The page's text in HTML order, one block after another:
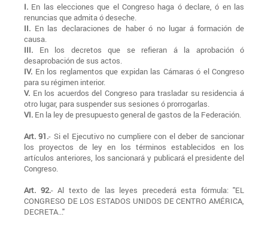
I. En las elecciones que el Congreso haga ó declare, ó en las
renuncias que admita ó deseche.
II. En las declaraciones de haber ó no lugar á formación de
causa.
III. En los decretos que se refieran á la aprobación ó
desaprobación de sus actos.
IV. En los reglamentos que expidan las Cámaras ó el Congreso
para su régimen interior.
V. En los acuerdos del Congreso para trasladar su residencia á
otro lugar, para suspender sus sesiones ó prorrogarlas.
VI. En la ley de presupuesto general de gastos de la Federación.
Art. 91.- Si el Ejecutivo no cumpliere con el deber de sancionar
los proyectos de ley en los términos establecidos en los
artículos anteriores, los sancionará y publicará el presidente del
Congreso.
Art. 92.- Al texto de las leyes precederá esta fórmula: "EL
CONGRESO DE LOS ESTADOS UNIDOS DE CENTRO AMÉRICA,
DECRETA..."